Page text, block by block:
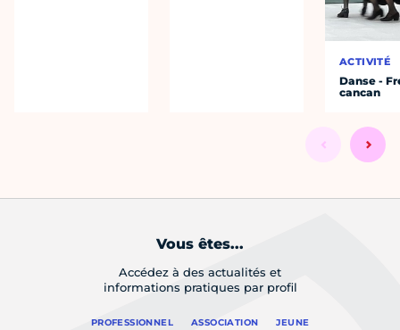
ACTIVITÉ
Danse -
cancan
Vous êtes...
Accédez à des actualités et
informations pratiques par profil
PROFESSIONNEL ASSOCIATION JEUNE